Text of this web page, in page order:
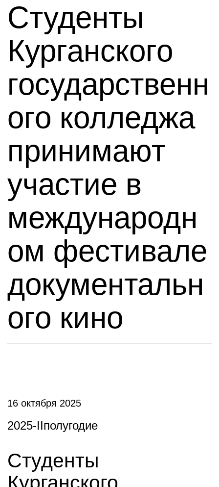
Студенты
Курганского
государственн
ого колледжа
принимают
участие в
международн
ом фестивале
документальн
ого кино
16 октября 2025
2025-IIполугодие
Студенты